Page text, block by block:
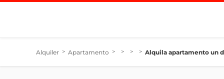
Alquiler > Apartamento > > > > Alquila apartamento un